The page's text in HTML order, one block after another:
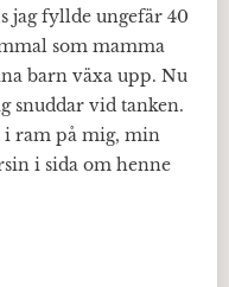
jag fyllde ungefär 40
som mamma
barn växa upp. Nu
snuddar vid tanken.
i ram på mig, min
i sida om henne